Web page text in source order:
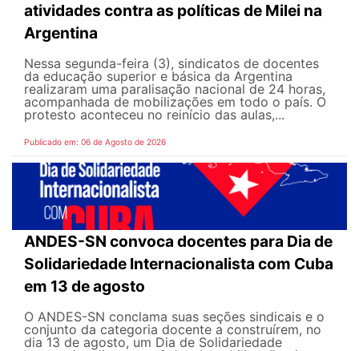
atividades contra as políticas de Milei na
Argentina
Nessa segunda-feira (3), sindicatos de docentes
da educação superior e básica da Argentina
realizaram uma paralisação nacional de 24 horas,
acompanhada de mobilizações em todo o país. O
protesto aconteceu no reinício das aulas,...
Publicado em: 06 de Agosto de 2026
ANDES-SN convoca docentes para Dia de
Solidariedade Internacionalista com Cuba
em 13 de agosto
O ANDES-SN conclama suas seções sindicais e o
conjunto da categoria docente a construírem, no
dia 13 de agosto, um Dia de Solidariedade